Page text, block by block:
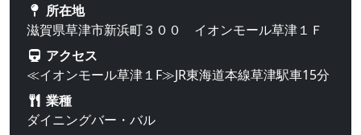
所在地
滋賀県草津市新浜町３００ イオンモール草津１Ｆ
アクセス
≪イオンモール草津１F≫JR東海道本線草津駅車15分
業種
ダイニングバー・バル